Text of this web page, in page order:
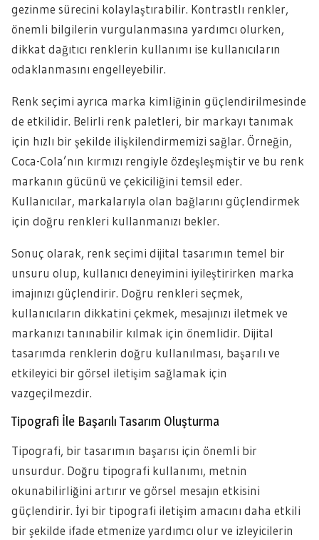
gezinme sürecini kolaylaştırabilir. Kontrastlı renkler,
önemli bilgilerin vurgulanmasına yardımcı olurken,
dikkat dağıtıcı renklerin kullanımı ise kullanıcıların
odaklanmasını engelleyebilir.
Renk seçimi ayrıca marka kimliğinin güçlendirilmesinde
de etkilidir. Belirli renk paletleri, bir markayı tanımak
için hızlı bir şekilde ilişkilendirmemizi sağlar. Örneğin,
Coca-Cola’nın kırmızı rengiyle özdeşleşmiştir ve bu renk
markanın gücünü ve çekiciliğini temsil eder.
Kullanıcılar, markalarıyla olan bağlarını güçlendirmek
için doğru renkleri kullanmanızı bekler.
Sonuç olarak, renk seçimi dijital tasarımın temel bir
unsuru olup, kullanıcı deneyimini iyileştirirken marka
imajınızı güçlendirir. Doğru renkleri seçmek,
kullanıcıların dikkatini çekmek, mesajınızı iletmek ve
markanızı tanınabilir kılmak için önemlidir. Dijital
tasarımda renklerin doğru kullanılması, başarılı ve
etkileyici bir görsel iletişim sağlamak için
vazgeçilmezdir.
Tipografi İle Başarılı Tasarım Oluşturma
Tipografi, bir tasarımın başarısı için önemli bir
unsurdur. Doğru tipografi kullanımı, metnin
okunabilirliğini artırır ve görsel mesajın etkisini
güçlendirir. İyi bir tipografi iletişim amacını daha etkili
bir şekilde ifade etmenize yardımcı olur ve izleyicilerin